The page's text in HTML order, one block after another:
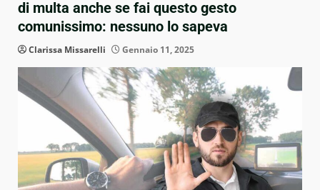
di multa anche se fai questo gesto
comunissimo: nessuno lo sapeva
Clarissa Missarelli Gennaio 11, 2025